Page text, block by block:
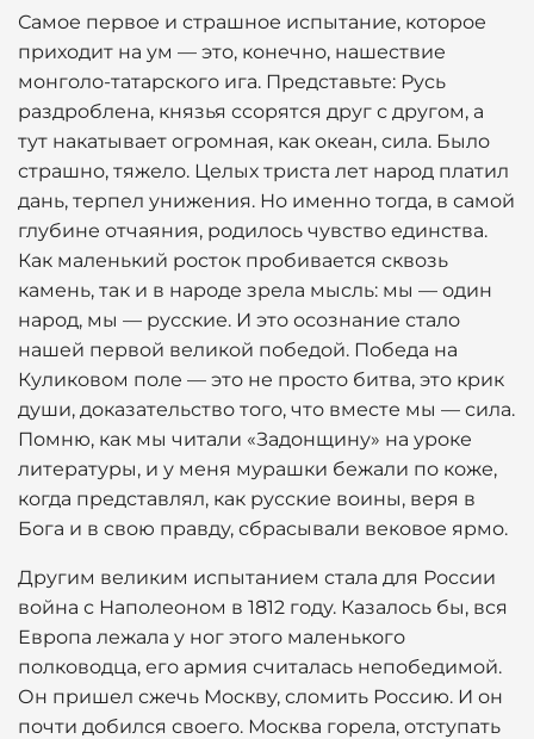
Самое первое и страшное испытание, которое
приходит на ум — это, конечно, нашествие
монголо-татарского ига. Представьте: Русь
раздроблена, князья ссорятся друг с другом, а
тут накатывает огромная, как океан, сила. Было
страшно, тяжело. Целых триста лет народ платил
дань, терпел унижения. Но именно тогда, в самой
глубине отчаяния, родилось чувство единства.
Как маленький росток пробивается сквозь
камень, так и в народе зрела мысль: мы — один
народ, мы — русские. И это осознание стало
нашей первой великой победой. Победа на
Куликовом поле — это не просто битва, это крик
души, доказательство того, что вместе мы — сила.
Помню, как мы читали «Задонщину» на уроке
литературы, и у меня мурашки бежали по коже,
когда представлял, как русские воины, веря в
Бога и в свою правду, сбрасывали вековое ярмо.
Другим великим испытанием стала для России
война с Наполеоном в 1812 году. Казалось бы, вся
Европа лежала у ног этого маленького
полководца, его армия считалась непобедимой.
Он пришел сжечь Москву, сломить Россию. И он
почти добился своего. Москва горела, отступать